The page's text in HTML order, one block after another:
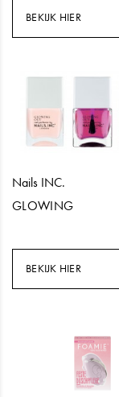
BEKIJK HIER
Nails INC.
GLOWING
BEKIJK HIER